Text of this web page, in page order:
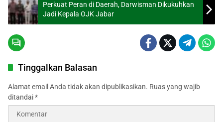
Perkuat Peran di Daerah, Darwisman Dikukuhkan
Jadi Kepala OJK Jabar
Tinggalkan Balasan
Alamat email Anda tidak akan dipublikasikan. Ruas yang wajib
ditandai*